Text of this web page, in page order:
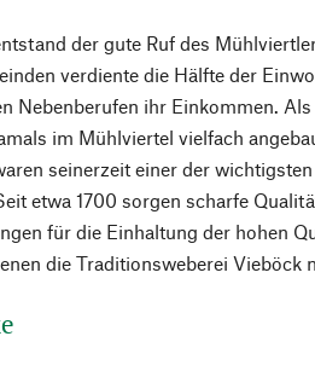
der gute Ruf des
verdiente die Hälfte der
Nebenberufen ihr Einkommen.
im Mühlviertel vielfach
seinerzeit einer der
etwa 1700 sorgen scharfe
für die Einhaltung der hohen
die Traditionsweberei Vieböck